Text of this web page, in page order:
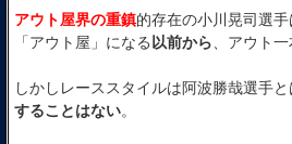
アウト屋界の重鎮的存在の小川晃司選
「アウト屋」になる以前から 、アウト
しかしレーススタイルは阿波勝哉選手と
することはない。